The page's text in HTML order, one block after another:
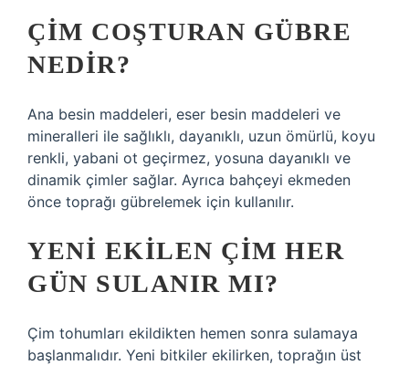
ÇIM COŞTURAN GÜBRE
NEDIR?
Ana besin maddeleri, eser besin maddeleri ve
mineralleri ile sağlıklı, dayanıklı, uzun ömürlü, koyu
renkli, yabani ot geçirmez, yosuna dayanıklı ve
dinamik çimler sağlar. Ayrıca bahçeyi ekmeden
önce toprağı gübrelemek için kullanılır.
YENI EKILEN ÇIM HER
GÜN SULANIR MI?
Çim tohumları ekildikten hemen sonra sulamaya
başlanmalıdır. Yeni bitkiler ekilirken, toprağın üst